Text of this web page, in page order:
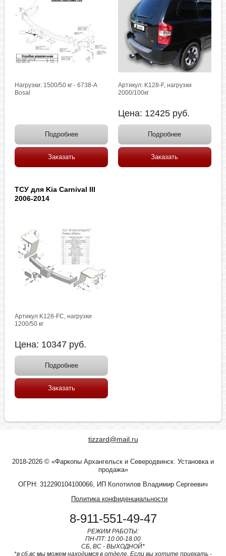
Нагрузки: 1500/50 кг - 6738-A
Bosal
Подробнее
Заказать
Артикул: K128-F, нагрузки
2000/100кг
Цена: 12425 руб.
Подробнее
Заказать
ТСУ для Kia Carnival III
2006-2014
Артикул K128-FC, нагрузки
1200/50 кг
Цена: 10347 руб.
Подробнее
Заказать
tizzard@mail.ru
2018-2026 © «Фаркопы Архангельск и Северодвинск. Установка и
продажа»
ОГРН: 312290104100066, ИП Колотилов Владимир Сергеевич
Политика конфиденциальности
8-911-551-49-47
РЕЖИМ РАБОТЫ:
ПН-ПТ: 10.00-18.00
СБ, ВС - ВЫХОДНОЙ*
*в сб,вс мы можем находимся в отделе. Если вы хотите приехать -